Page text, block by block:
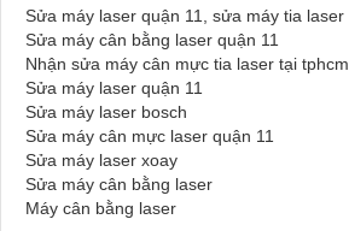
Sửa máy laser quận 11, sửa máy tia laser
Sửa máy cân bằng laser quận 11
Nhận sửa máy cân mực tia laser tại tphcm
Sửa máy laser quận 11
Sửa máy laser bosch
Sửa máy cân mực laser quận 11
Sửa máy laser xoay
Sửa máy cân bằng laser
Máy cân bằng laser